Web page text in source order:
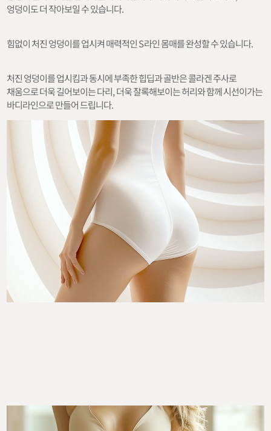
엉덩이도 더 작아보일 수 있습니다.
힘없이 처진 엉덩이를 업시켜 매력적인 S라인 몸매를 완성할 수 있습니다.
처진 엉덩이를 업시킴과 동시에 부족한 힙딥과 골반은 콜라겐 주사로
채움으로 더욱 길어보이는 다리, 더욱 잘록해보이는 허리와 함께 시선이가는
바디라인으로 만들어 드립니다.